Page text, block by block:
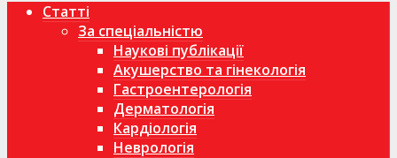
Статті
За спеціальністю
Наукові публікації
Акушерство та гінекологія
Гастроентерологія
Дерматологія
Кардіологія
Неврологія